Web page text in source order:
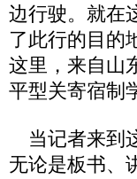
边行驶。就在
了此行的目
这里，来自山
平型关寄宿制
当记者来到
无论是板书、